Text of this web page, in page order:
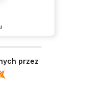
sklepu.przez